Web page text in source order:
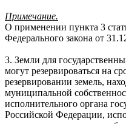
Примечание.
О применении пункта 3
Федерального закона от
3. Земли для
могут резервироваться на
резервировании земель,
муниципальной
исполнительного органа
Российской Федерации,